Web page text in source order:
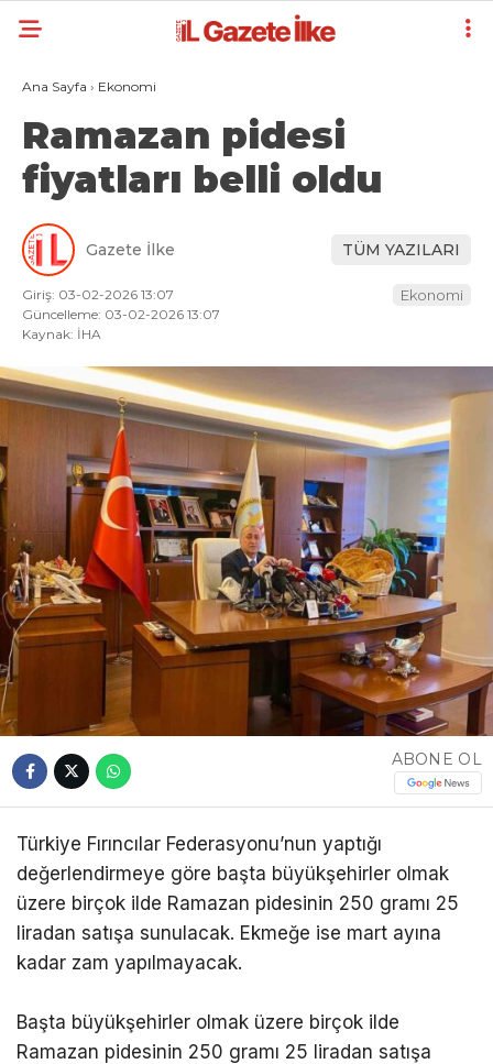
Ana Sayfa › Ekonomi
Ramazan pidesi
fiyatları belli oldu
Gazete İlke TÜM YAZILARI
Giriş: 03-02-2026 13:07
Güncelleme: 03-02-2026 13:07
Kaynak: İHA
Ekonomi
ABONE OL
Türkiye Fırıncılar Federasyonu’nun yaptığı
değerlendirmeye göre başta büyükşehirler olmak
üzere birçok ilde Ramazan pidesinin 250 gramı 25
liradan satışa sunulacak. Ekmeğe ise mart ayına
kadar zam yapılmayacak.
Başta büyükşehirler olmak üzere birçok ilde
Ramazan pidesinin 250 gramı 25 liradan satışa